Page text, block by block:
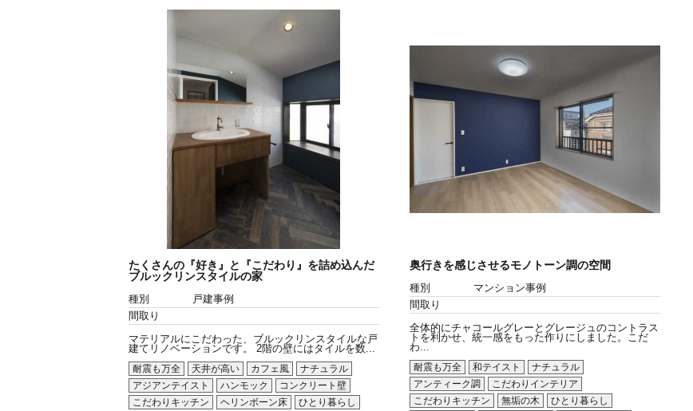
たくさんの『好き』と『こだわり』を詰め込んだ
ブルックリンスタイルの家
種別
戸建事例
間取り
マテリアルにこだわった、ブルックリンスタイルな戸
建てリノベーションです。 2階の壁にはタイルを数...
耐震も万全
天井が高い カフェ風
ナチュラル
アジアンテイスト
ハンモック
コンクリート壁
こだわりキッチン
ヘリンボーン床
ひとり暮らし
奥行きを感じさせるモノトーン調の空間
種別
マンション事例
間取り
全体的にチャコールグレーとグレージュのコントラス
トを利かせ、統一感をもった作りにしました。こだ
わ...
耐震も万全
和テイスト
ナチュラル
アンティーク調
こだわりインテリア
こだわりキッチン
無垢の木
ひとり暮らし